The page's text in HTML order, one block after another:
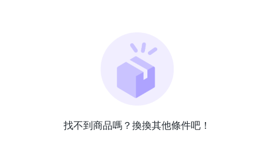
找不到商品嗎？換換其他條件吧！